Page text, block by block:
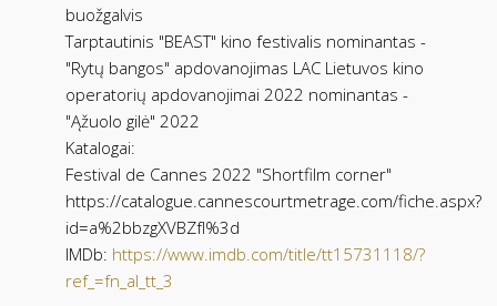
buožgalvis
Tarptautinis "BEAST" kino festivalis nominantas -
"Rytų bangos" apdovanojimas LAC Lietuvos kino
operatorių apdovanojimai 2022 nominantas -
"Ąžuolo gilė" 2022
Katalogai:
Festival de Cannes 2022 "Shortfilm corner"
https://catalogue.cannescourtmetrage.com/fiche.aspx?
id=a%2bbzgXVBZfI%3d
IMDb: https://www.imdb.com/title/tt15731118/?
ref_=fn_al_tt_3